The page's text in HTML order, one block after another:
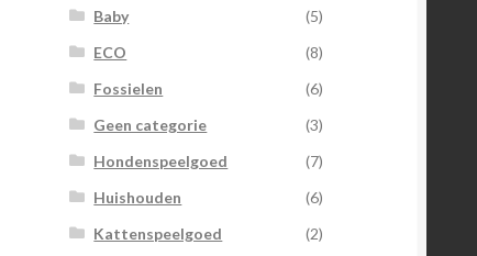
Baby
(5)
ECO
(8)
Fossielen
(6)
Geen categorie
(3)
Hondenspeelgoed
(7)
Huishouden
(6)
Kattenspeelgoed
(2)